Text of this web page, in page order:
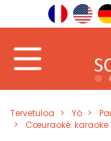
Tervetuloa Yö
Cœuraoké: karaoke